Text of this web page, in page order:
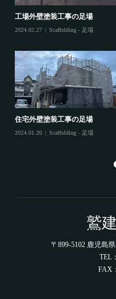
工場外壁塗装工事の足場
2024.02.27 Scaffolding - 足場
住宅外壁塗装工事の足場
2024.01.20 Scaffolding - 足場
鷲
〒899-5102 鹿児島
TEL
FAX